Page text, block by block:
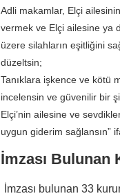
Adli makamlar, Elçi
vermek ve Elçi ailesine ya
üzere silahların eşitliğini
düzeltsin;
Tanıklara işkence ve kötü
incelensin ve güvenilir bir
Elçi’nin ailesine ve
uygun giderim sağlansın”
İmzası Bulunan
İmzası bulunan 33